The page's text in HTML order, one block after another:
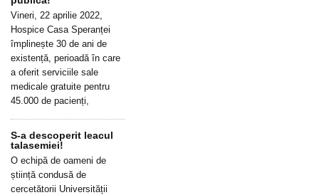
Vineri, 22 aprilie 2022,
Hospice Casa Speranței
împlinește 30 de ani de
existență, perioadă în care
a oferit serviciile sale
medicale gratuite pentru
45.000 de pacienți,
S-a descoperit leacul
talasemiei!
O echipă de oameni de
știință condusă de
cercetătorii Universității